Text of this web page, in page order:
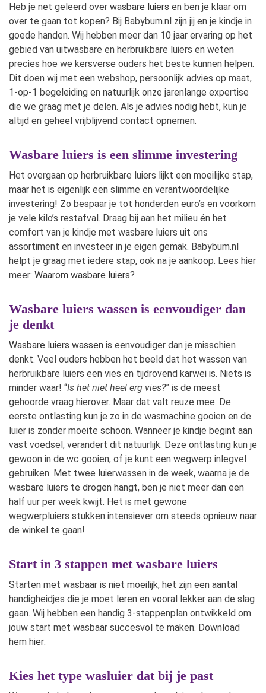
Heb je net geleerd over wasbare luiers en ben je klaar om
over te gaan tot kopen? Bij Babybum.nl zijn jij en je kindje in
goede handen. Wij hebben meer dan 10 jaar ervaring op het
gebied van uitwasbare en herbruikbare luiers en weten
precies hoe we kersverse ouders het beste kunnen helpen.
Dit doen wij met een webshop, persoonlijk advies op maat,
1-op-1 begeleiding en natuurlijk onze jarenlange expertise
die we graag met je delen. Als je advies nodig hebt, kun je
altijd en geheel vrijblijvend contact opnemen.
Wasbare luiers is een slimme investering
Het overgaan op herbruikbare luiers lijkt een moeilijke stap,
maar het is eigenlijk een slimme en verantwoordelijke
investering! Zo bespaar je tot honderden euro’s en voorkom
je vele kilo’s restafval. Draag bij aan het milieu én het
comfort van je kindje met wasbare luiers uit ons
assortiment en investeer in je eigen gemak. Babybum.nl
helpt je graag met iedere stap, ook na je aankoop. Lees hier
meer: Waarom wasbare luiers?
Wasbare luiers wassen is eenvoudiger dan
je denkt
Wasbare luiers wassen is eenvoudiger dan je misschien
denkt. Veel ouders hebben het beeld dat het wassen van
herbruikbare luiers een vies en tijdrovend karwei is. Niets is
minder waar! “Is het niet heel erg vies?” is de meest
gehoorde vraag hierover. Maar dat valt reuze mee. De
eerste ontlasting kun je zo in de wasmachine gooien en de
luier is zonder moeite schoon. Wanneer je kindje begint aan
vast voedsel, verandert dit natuurlijk. Deze ontlasting kun je
gewoon in de wc gooien, of je kunt een wegwerp inlegvel
gebruiken. Met twee luierwassen in de week, waarna je de
wasbare luiers te drogen hangt, ben je niet meer dan een
half uur per week kwijt. Het is met gewone
wegwerpluiers stukken intensiever om steeds opnieuw naar
de winkel te gaan!
Start in 3 stappen met wasbare luiers
Starten met wasbaar is niet moeilijk, het zijn een aantal
handigheidjes die je moet leren en vooral lekker aan de slag
gaan. Wij hebben een handig 3-stappenplan ontwikkeld om
jouw start met wasbaar succesvol te maken. Download
hem hier:
Kies het type wasluier dat bij je past